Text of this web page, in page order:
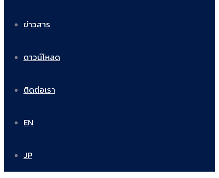
ข่าวสาร
ดาวน์โหลด
ติดต่อเรา
EN
JP